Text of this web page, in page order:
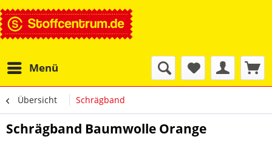
Menü
Übersicht Schrägband
Schrägband Baumwolle Orange